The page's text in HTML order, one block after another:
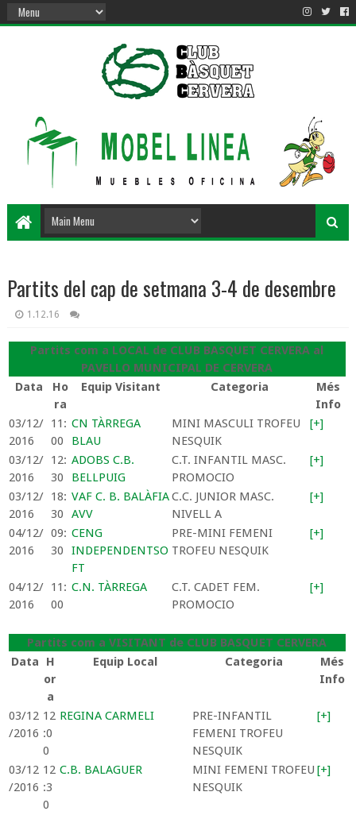
Partits del cap de setmana 3-4 de desembre
1.12.16
Partits com a LOCAL de CLUB BASQUET CERVERA al
PAVELLO MUNICIPAL DE CERVERA
Data
Ho
ra
Equip Visitant Categoria
Més
Info
03/12/
2016
11:
00
CN TÀRREGA
BLAU
MINI MASCULI TROFEU
NESQUIK
[+]
03/12/
2016
12:
30
ADOBS C.B.
BELLPUIG
C.T. INFANTIL MASC.
PROMOCIO
[+]
03/12/
2016
18:
30
VAF C. B. BALÀFIA
AVV
C.C. JUNIOR MASC.
NIVELL A
[+]
04/12/
2016
09:
30
CENG
INDEPENDENTSO
FT
PRE-MINI FEMENI
TROFEU NESQUIK
[+]
04/12/
2016
11:
00
C.N. TÀRREGA
C.T. CADET FEM.
PROMOCIO
[+]
Partits com a VISITANT de CLUB BASQUET CERVERA
Data
H
or
a
Equip Local Categoria
Més
Info
03/12
/2016
12
:0
0
REGINA CARMELI
PRE-INFANTIL
FEMENI TROFEU
NESQUIK
[+]
03/12
/2016
12
:3
0
C.B. BALAGUER
MINI FEMENI TROFEU
NESQUIK
[+]